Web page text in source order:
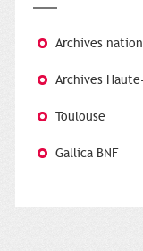
Archives
Archives
Toulouse
Gallica BNF